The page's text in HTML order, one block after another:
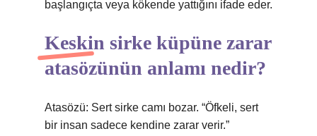
başlangıçta veya kökende yattığını ifade eder.
Keskin sirke küpüne zarar
atasözünün anlamı nedir?
Atasözü: Sert sirke camı bozar. “Öfkeli, sert
bir insan sadece kendine zarar verir.”